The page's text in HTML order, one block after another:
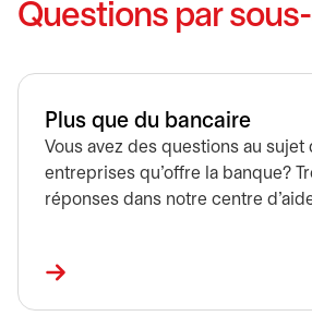
Questions par
Plus que du bancaire
Vous avez des questions au sujet
entreprises qu’offre la banque?
réponses dans notre centre